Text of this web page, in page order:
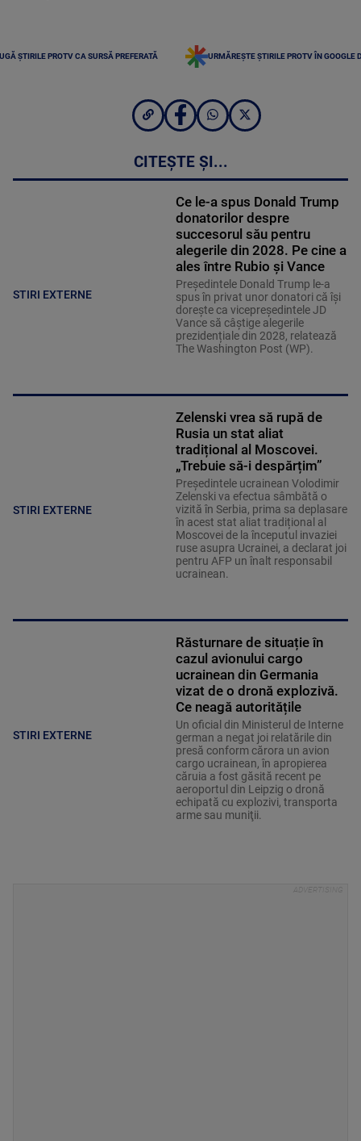
ȘTIRILE PROTV CA SURSĂ PREFERATĂ URMĂREȘTE ȘTIRILE PROTV ÎN GOOGLE
CITEȘTE ȘI...
STIRI EXTERNE
Ce le-a spus Donald Trump
donatorilor despre
succesorul său pentru
alegerile din 2028. Pe cine a
ales între Rubio și Vance
Președintele Donald Trump le-a
spus în privat unor donatori că își
dorește ca vicepreședintele JD
Vance să câștige alegerile
prezidențiale din 2028, relatează
The Washington Post (WP).
STIRI EXTERNE
Zelenski vrea să rupă de
Rusia un stat aliat
tradițional al Moscovei.
„Trebuie să-i despărțim”
Președintele ucrainean Volodimir
Zelenski va efectua sâmbătă o
vizită în Serbia, prima sa deplasare
în acest stat aliat tradițional al
Moscovei de la începutul invaziei
ruse asupra Ucrainei, a declarat joi
pentru AFP un înalt responsabil
ucrainean.
STIRI EXTERNE
Răsturnare de situație în
cazul avionului cargo
ucrainean din Germania
vizat de o dronă explozivă.
Ce neagă autoritățile
Un oficial din Ministerul de Interne
german a negat joi relatările din
presă conform cărora un avion
cargo ucrainean, în apropierea
căruia a fost găsită recent pe
aeroportul din Leipzig o dronă
echipată cu explozivi, transporta
arme sau muniţii.